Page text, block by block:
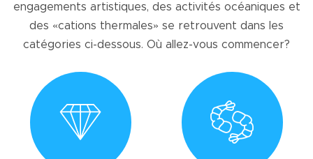
engagements artistiques, des activités océaniques et
des «cations thermales» se retrouvent dans les
catégories ci-dessous. Où allez-vous commencer?